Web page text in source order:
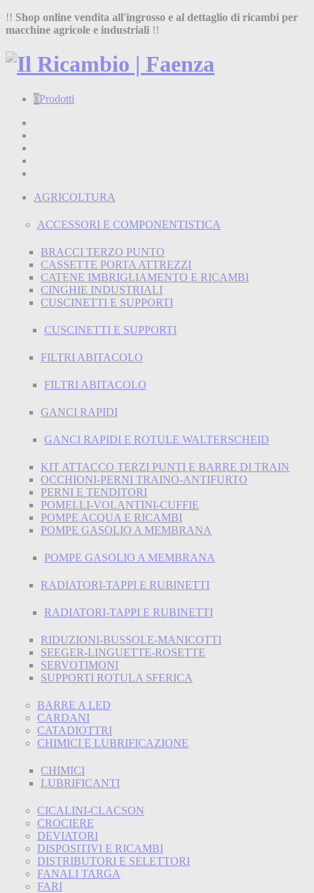
!! Shop online vendita all'ingrosso e al dettaglio di ricambi per
macchine agricole e industriali !!
0Prodotti
AGRICOLTURA
ACCESSORI E COMPONENTISTICA
BRACCI TERZO PUNTO
CASSETTE PORTA ATTREZZI
CATENE IMBRIGLIAMENTO E RICAMBI
CINGHIE INDUSTRIALI
CUSCINETTI E SUPPORTI
CUSCINETTI E SUPPORTI
FILTRI ABITACOLO
FILTRI ABITACOLO
GANCI RAPIDI
GANCI RAPIDI E ROTULE WALTERSCHEID
KIT ATTACCO TERZI PUNTI E BARRE DI TRAIN
OCCHIONI-PERNI TRAINO-ANTIFURTO
PERNI E TENDITORI
POMELLI-VOLANTINI-CUFFIE
POMPE ACQUA E RICAMBI
POMPE GASOLIO A MEMBRANA
POMPE GASOLIO A MEMBRANA
RADIATORI-TAPPI E RUBINETTI
RADIATORI-TAPPI E RUBINETTI
RIDUZIONI-BUSSOLE-MANICOTTI
SEEGER-LINGUETTE-ROSETTE
SERVOTIMONI
SUPPORTI ROTULA SFERICA
BARRE A LED
CARDANI
CATADIOTTRI
CHIMICI E LUBRIFICAZIONE
CHIMICI
LUBRIFICANTI
CICALINI-CLACSON
CROCIERE
DEVIATORI
DISPOSITIVI E RICAMBI
DISTRIBUTORI E SELETTORI
FANALI TARGA
FARI